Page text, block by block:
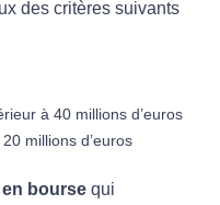
des critères suivants
à 40 millions d’euros
millions d’euros
bourse qui